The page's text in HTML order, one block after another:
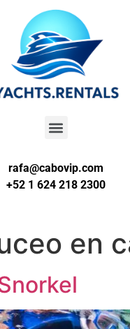
rafa@cabovip.com
+52 1 624 218 2300
en